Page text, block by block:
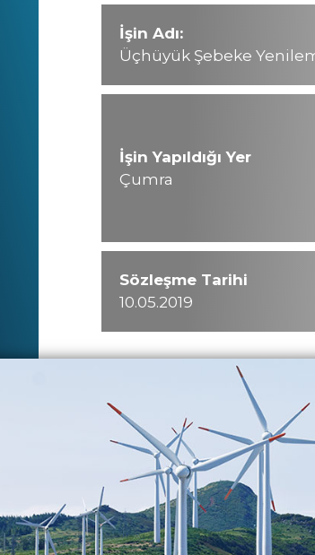
İşin Adı:
Üçhüyük Şebeke
İşin Yapıldığı Yer
Çumra
Sözleşme Tarihi
10.05.2019